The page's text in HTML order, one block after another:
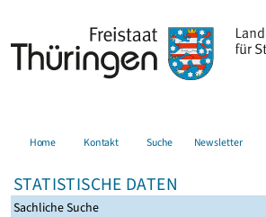
Home Kontakt Suche Newsletter
STATISTISCHE DATEN
Sachliche Suche